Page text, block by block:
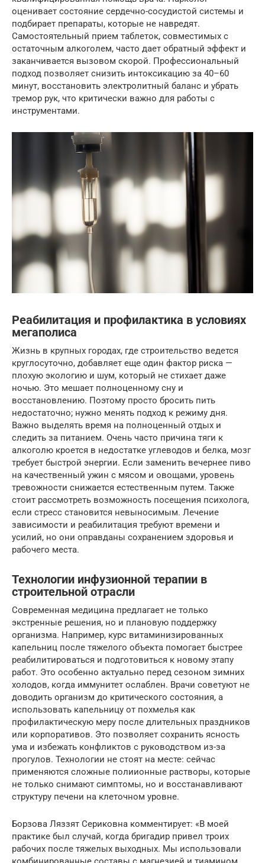
оценивает состояние сердечно-сосудистой системы и
подбирает препараты, которые не навредят.
Самостоятельный прием таблеток, совместимых с
остаточным алкоголем, часто дает обратный эффект и
заканчивается вызовом скорой. Профессиональный
подход позволяет снизить интоксикацию за 40–60
минут, восстановить электролитный баланс и убрать
тремор рук, что критически важно для работы с
инструментами.
Реабилитация и профилактика в условиях
мегаполиса
Жизнь в крупных городах, где строительство ведется
круглосуточно, добавляет еще один фактор риска —
плохую экологию и шум, который не стихает даже
ночью. Это мешает полноценному сну и
восстановлению. Поэтому просто бросить пить
недостаточно; нужно менять подход к режиму дня.
Важно выделять время на полноценный отдых и
следить за питанием. Очень часто причина тяги к
алкоголю кроется в недостатке углеводов и белка, мозг
требует быстрой энергии. Если заменить вечернее пиво
на качественный ужин с мясом и овощами, уровень
тревожности снижается естественным путем. Также
стоит рассмотреть возможность посещения психолога,
если стресс становится невыносимым. Лечение
зависимости и реабилитация требуют времени и
усилий, но они оправданы сохранением здоровья и
рабочего места.
Технологии инфузионной терапии в
строительной отрасли
Современная медицина предлагает не только
экстренные решения, но и плановую поддержку
организма. Например, курс витаминизированных
капельниц после тяжелого объекта помогает быстрее
реабилитироваться и подготовиться к новому этапу
работ. Это особенно актуально перед сезоном зимних
холодов, когда иммунитет ослаблен. Врачи советуют не
доводить организм до критического состояния, а
использовать капельницу от похмелья как
профилактическую меру после длительных праздников
или корпоративов. Это позволяет сохранить ясность
ума и избежать конфликтов с руководством из-за
прогулов. Технологии не стоят на месте: сейчас
применяются сложные полиионные растворы, которые
не только снимают симптомы, но и восстанавливают
структуру печени на клеточном уровне.
Борзова Ляззят Сериковна комментирует: «В моей
практике был случай, когда бригадир привел троих
рабочих после тяжелых выходных. Мы использовали